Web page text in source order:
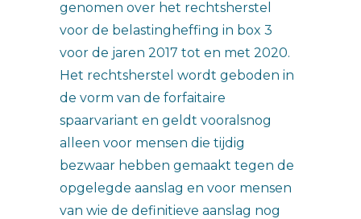
genomen over het rechtsherstel
voor de belastingheffing in box 3
voor de jaren 2017 tot en met 2020.
Het rechtsherstel wordt geboden in
de vorm van de forfaitaire
spaarvariant en geldt vooralsnog
alleen voor mensen die tijdig
bezwaar hebben gemaakt tegen de
opgelegde aanslag en voor mensen
van wie de definitieve aanslag nog